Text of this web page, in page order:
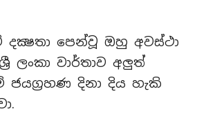
පෙන්වූ ඔහු අවස්ථා
වාර්තාව අලුත්
දිනා දිය හැකි